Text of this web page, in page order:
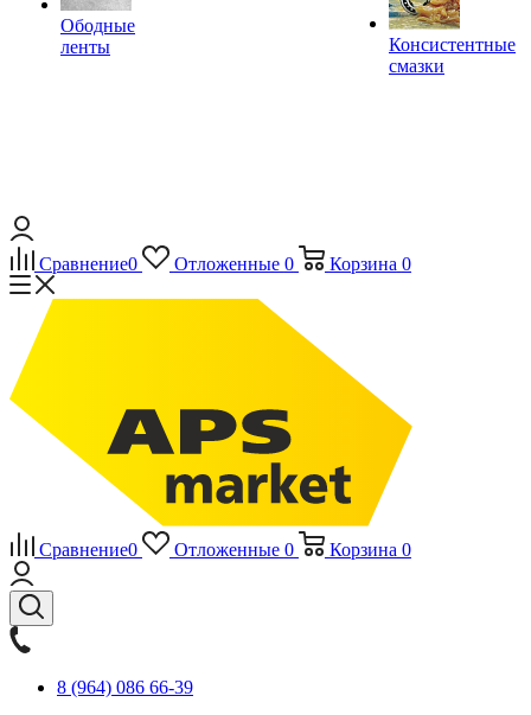
Ободные
ленты
Консистентные
смазки
Сравнение0 Отложенные 0 Корзина 0
Сравнение0 Отложенные 0 Корзина 0
8 (964) 086 66-39